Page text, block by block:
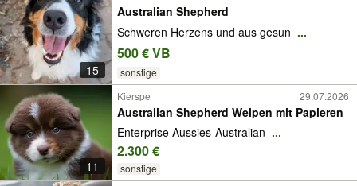
15
Australian Shepherd
Schweren Herzens und aus gesun ...
500 € VB
sonstige
11
Kierspe 29.07.2026
Australian Shepherd Welpen mit Papieren
Enterprise Aussies-Australian ...
2.300 €
sonstige